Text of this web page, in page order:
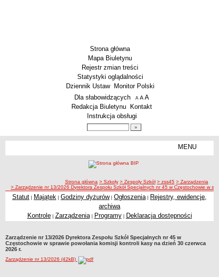
Strona główna
Mapa Biuletynu
Rejestr zmian treści
Statystyki oglądalności
Dziennik Ustaw
Monitor Polski
Menu dodatkowe
Dla słabowidzących A pomniejsz czcionkę
A standardowy rozmiar czcionki
A
Redakcja Biuletynu
Kontakt
Instrukcja obsługi
MENU
Zespoły Szkół
Techniczne Zakłady Naukowe
PRZEDSZKOLA
ARCHIWUM SZKÓŁ I PLACÓWEK
Zlikwidowane gimnazja
Przekształcone szkoły i placówki
ścieżka nawigacji
Strona główna > Szkoły > Zespoły Szkół > zss45 > Zarządzenia
> Zarządzenie nr 13/2026 Dyrektora Zespołu Szkół Specjalnych nr 45 w Częstochowie w
Statut | Majątek | Godziny dyżurów| Ogłoszenia | Rejestry, ewidencje,
archiwa
Kontrole| Zarządzenia| Programy| Deklaracja dostępności
Zarządzenie nr 13/2026 Dyrektora Zespołu Szkół Specjalnych nr 45 w
Częstochowie w sprawie powołania komisji kontroli kasy na dzień 30 czerwca
2026 r.
Zarządzenie nr 13/2026 (42kB)